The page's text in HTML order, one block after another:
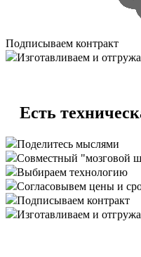
Подписываем контракт
Изготавливаем и
Есть
Поделитесь мыслями
Совместный "мозговой
Выбираем технологию
Согласовывем цены и
Подписываем контракт
Изготавливаем и